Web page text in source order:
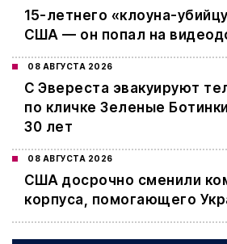
15-летнего «клоуна-
США — он попал на
08 АВГУСТА 2026
С Эвереста эвакуируют
по кличке Зеленые
30 лет
08 АВГУСТА 2026
США досрочно сменили
корпуса, помогающего